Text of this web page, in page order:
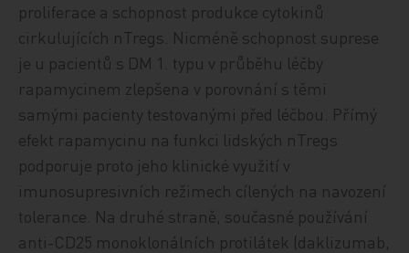
proliferace a schopnost produkce cytokinů
cirkulujících nTregs. Nicméně schopnost suprese
je u pacientů s DM 1. typu v průběhu léčby
rapamycinem zlepšena v porovnání s těmi
samými pacienty testovanými před léčbou. Přímý
efekt rapamycinu na funkci lidských nTregs
podporuje proto jeho klinické využití v
imunosupresivních režimech cílených na navození
tolerance. Na druhé straně, současné používání
anti-CD25 monoklonálních protilátek (daklizumab,